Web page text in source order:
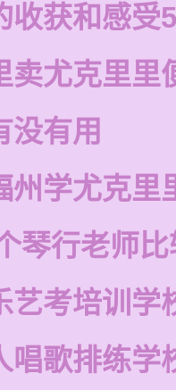
收获和感受
卖尤克里里
没有用
州学尤克里
琴行老师
艺考培训学
唱歌排练学